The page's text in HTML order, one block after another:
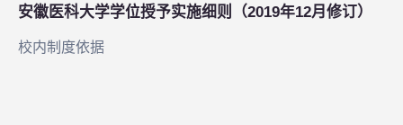
安徽医科大学学位授予实施细则（2019年12月修订）
校内制度依据